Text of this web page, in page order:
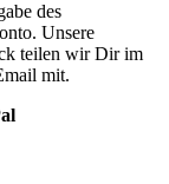
des
Unsere
teilen wir Dir im
mit.